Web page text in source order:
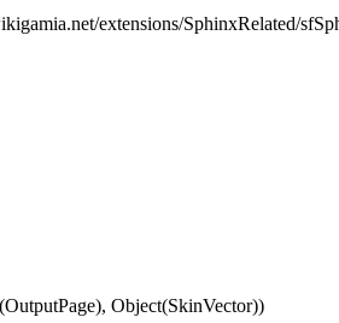
extensions/SphinxRelated/
Object(SkinVector))